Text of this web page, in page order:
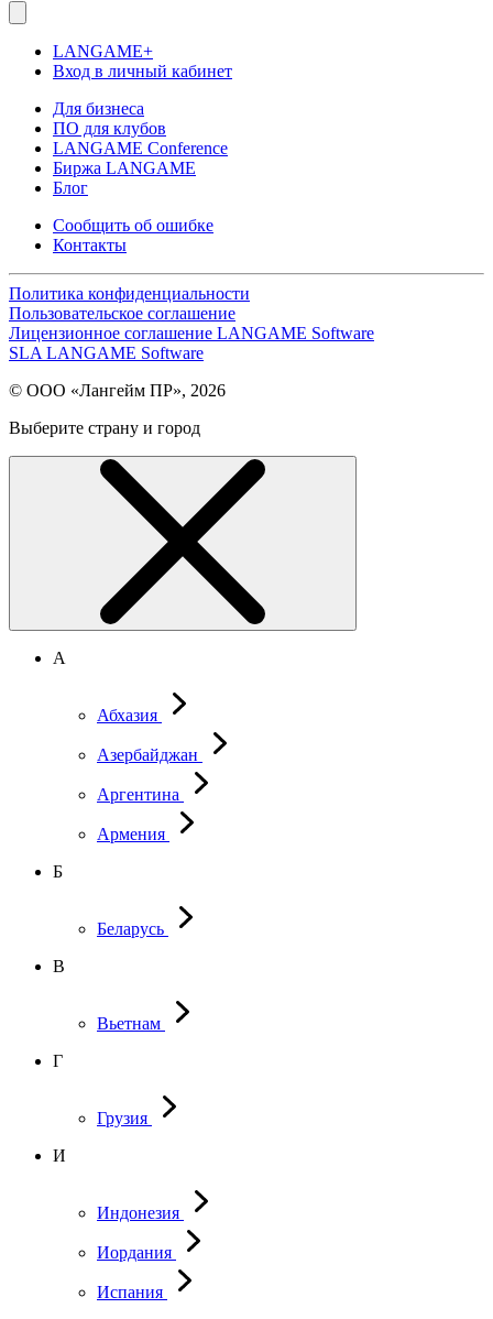
LANGAME+
Вход в личный кабинет
Для бизнеса
ПО для клубов
LANGAME Conference
Биржа LANGAME
Блог
Сообщить об ошибке
Контакты
Политика конфиденциальности
Пользовательское соглашение
Лицензионное соглашение LANGAME Software
SLA LANGAME Software
© ООО «Лангейм ПР», 2026
Выберите страну и город
А
Абхазия
Азербайджан
Аргентина
Армения
Б
Беларусь
В
Вьетнам
Г
Грузия
И
Индонезия
Иордания
Испания